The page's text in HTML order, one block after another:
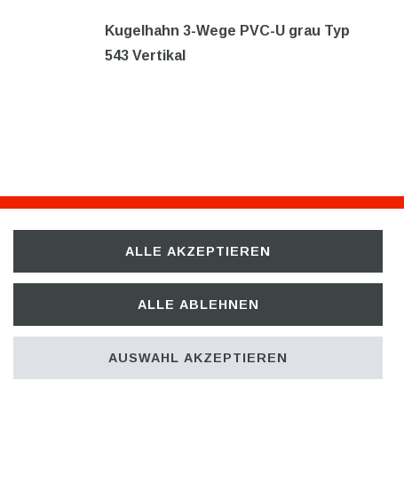
Kugelhahn 3-Wege PVC-U grau Typ
543 Vertikal
Unternehmen
ÜBER UNS
KARRIERE
UNSER TEAM
ALLE AKZEPTIEREN
ALLE ABLEHNEN
AUSWAHL AKZEPTIEREN